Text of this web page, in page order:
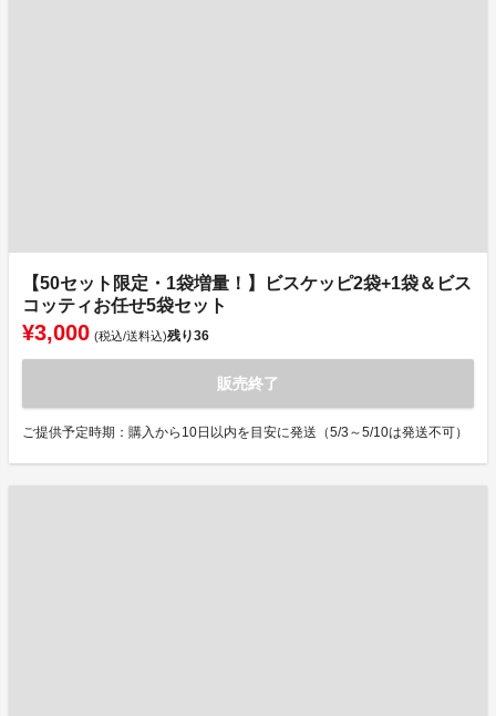
【50セット限定・1袋増量！】ビスケッピ2袋+1袋＆ビス
コッティお任せ5袋セット
¥3,000 (税込/送料込)残り36
販売終了
ご提供予定時期：購入から10日以内を目安に発送（5/3～5/10は発送不可）